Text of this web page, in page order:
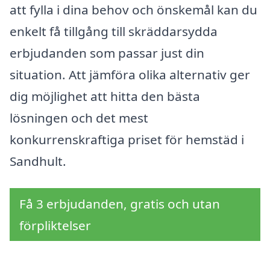
att fylla i dina behov och önskemål kan du
enkelt få tillgång till skräddarsydda
erbjudanden som passar just din
situation. Att jämföra olika alternativ ger
dig möjlighet att hitta den bästa
lösningen och det mest
konkurrenskraftiga priset för hemstäd i
Sandhult.
Få 3 erbjudanden, gratis och utan
förpliktelser